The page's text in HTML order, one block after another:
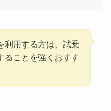
利用する方は、試乗
ることを強くおすす